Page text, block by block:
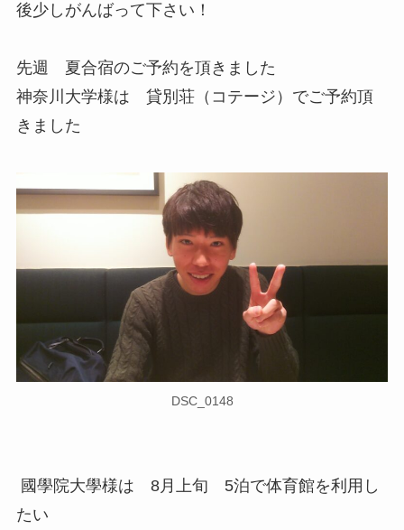
後少しがんばって下さい！
先週 夏合宿のご予約を頂きました
神奈川大学様は 貸別荘（コテージ）でご予約頂
きました
DSC_0148
國學院大學様は 8月上旬 5泊で体育館を利用し
たい